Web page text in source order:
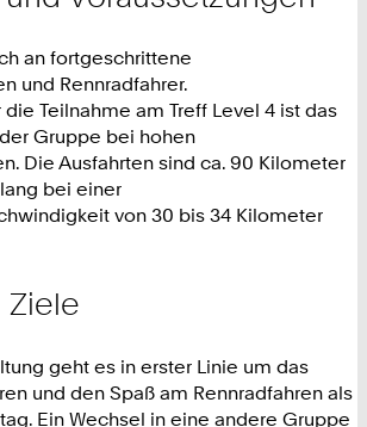
an fortgeschrittene
und Rennradfahrer.
Teilnahme am Treff Level 4 ist das
Gruppe bei hohen
Die Ausfahrten sind ca. 90 Kilometer
bei einer
von 30 bis 34 Kilometer
Ziele
geht es in erster Linie um das
und den Spaß am Rennradfahren als
Ein Wechsel in eine andere Gruppe